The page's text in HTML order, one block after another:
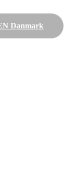
Danmark